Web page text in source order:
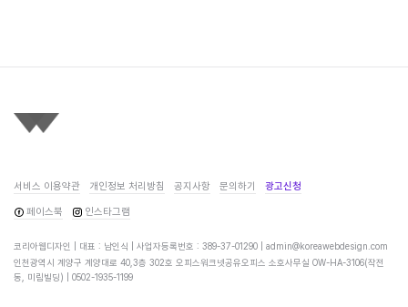
서비스 이용약관 개인정보 처리방침 공지사항 문의하기 광고신청
페이스북 인스타그램
코리아웹디자인 | 대표 : 남인식 | 사업자등록번호 : 389-37-01290 | admin@koreawebdesign.com
인천광역시 계양구 계양대로 40,3층 302호 오피스워크넷공유오피스 소호사무실 OW-HA-3106(작전
동, 미림빌딩) | 0502-1935-1199